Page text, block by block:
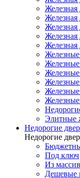
Железная
Железная
Железная
Железная
Железная
Железные
Железные
Элитные
Недорогие
Недорогие
Под ключ
Из
Дешевые